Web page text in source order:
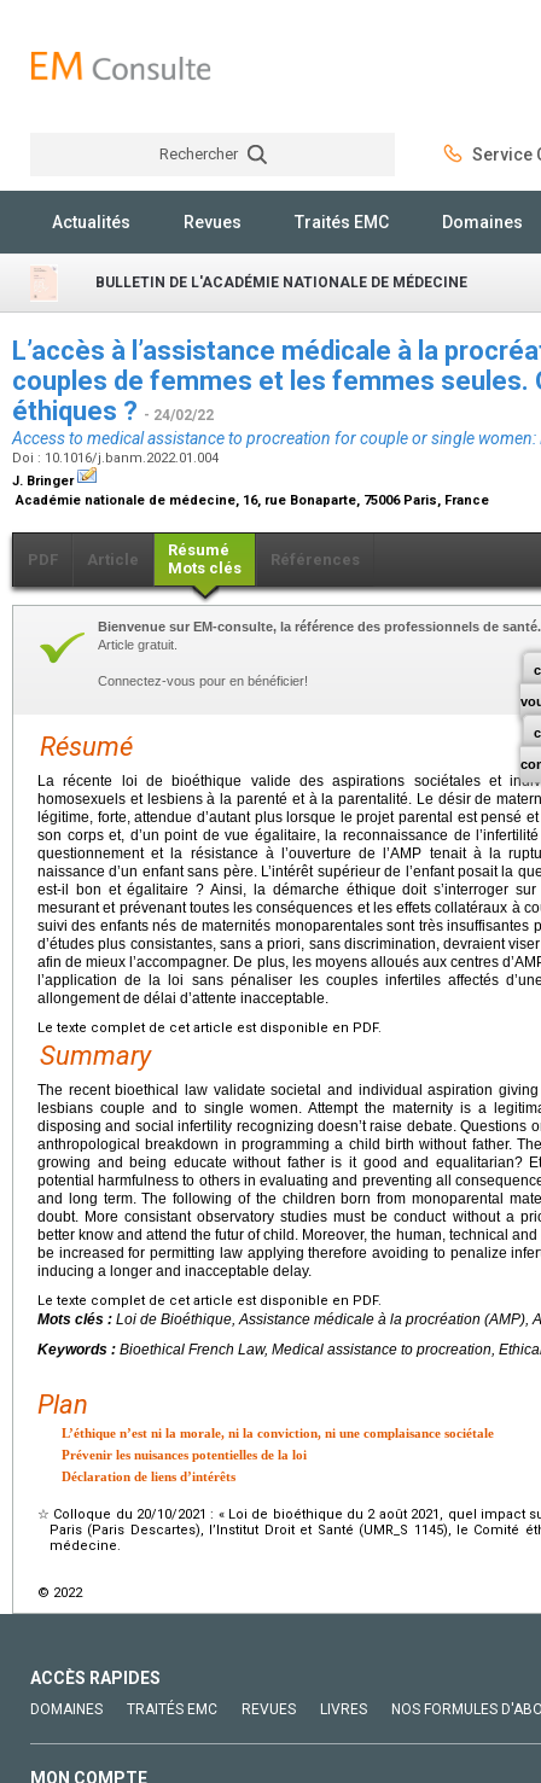
Rechercher Service
Actualités Revues Traités EMC Domaines
BULLETIN DE L'ACADÉMIE NATIONALE DE MÉDECINE
L’accès à l’assistance médicale à la
couples de femmes et les femmes seules.
éthiques ? - 24/02/22
Access to medical assistance to procreation for couple or single women:
Doi : 10.1016/j.banm.2022.01.004
J. Bringer
Académie nationale de médecine, 16, rue Bonaparte, 75006 Paris, France
PDF Article
Résumé
Mots clés
Références
Bienvenue sur EM-consulte, la référence des professionnels de santé.
Article gratuit.
Connectez-vous pour en bénéficier!
Résumé
La récente loi de bioéthique valide des aspirations sociétales et
homosexuels et lesbiens à la parenté et à la parentalité. Le désir de
légitime, forte, attendue d’autant plus lorsque le projet parental est pensé
son corps et, d’un point de vue égalitaire, la reconnaissance de
questionnement et la résistance à l’ouverture de l’AMP tenait à la
naissance d’un enfant sans père. L’intérêt supérieur de l’enfant posait la
est-il bon et égalitaire ? Ainsi, la démarche éthique doit s’interroger
mesurant et prévenant toutes les conséquences et les effets collatéraux à
suivi des enfants nés de maternités monoparentales sont très insuffisantes
d’études plus consistantes, sans a priori, sans discrimination, devraient
afin de mieux l’accompagner. De plus, les moyens alloués aux centres
l’application de la loi sans pénaliser les couples infertiles affectés
allongement de délai d’attente inacceptable.
Le texte complet de cet article est disponible en PDF.
Summary
The recent bioethical law validate societal and individual aspiration
lesbians couple and to single women. Attempt the maternity is a
disposing and social infertility recognizing doesn’t raise debate. Questions
anthropological breakdown in programming a child birth without father.
growing and being educate without father is it good and equalitarian?
potential harmfulness to others in evaluating and preventing all
and long term. The following of the children born from monoparental
doubt. More consistant observatory studies must be conduct without a
better know and attend the futur of child. Moreover, the human, technical
be increased for permitting law applying therefore avoiding to penalize
inducing a longer and inacceptable delay.
Le texte complet de cet article est disponible en PDF.
Mots clés : Loi de Bioéthique, Assistance médicale à la procréation (AMP),
Keywords : Bioethical French Law, Medical assistance to procreation,
Plan
L’éthique n’est ni la morale, ni la conviction, ni une complaisance sociétale
Prévenir les nuisances potentielles de la loi
Déclaration de liens d’intérêts
☆ Colloque du 20/10/2021 : « Loi de bioéthique du 2 août 2021, quel impact
Paris (Paris Descartes), l’Institut Droit et Santé (UMR_S 1145), le Comité
médecine.
© 2022
ACCÈS RAPIDES
DOMAINES TRAITÉS EMC REVUES LIVRES NOS FORMULES
MON COMPTE